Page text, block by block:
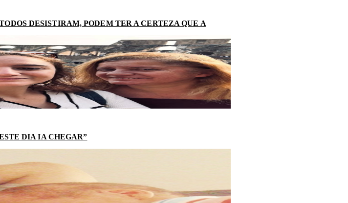
DESISTIRAM, PODEM TER A CERTEZA QUE A
DIA IA CHEGAR”